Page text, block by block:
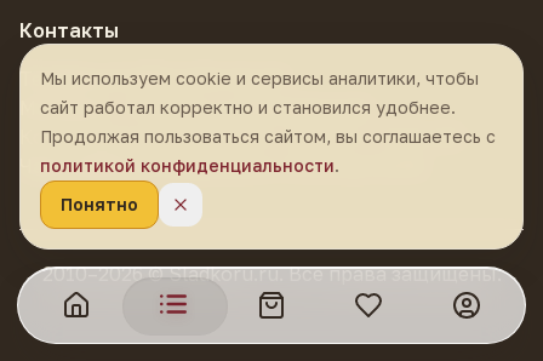
Контакты
Телефон:8 (985) 878-55-55
Магазин: г. Москва, м. Фрунзенская,
Комсомольский проспект, 24 стр. 1, ТЦ К-24
Часы работы: ежедневно с 10:30 до 21:00
2010–2026 © Sladkoru.ru. Все права защищены.
Мы используем cookie и сервисы аналитики, чтобы
сайт работал корректно и становился удобнее.
Продолжая пользоваться сайтом, вы соглашаетесь с
политикой конфиденциальности.
Понятно